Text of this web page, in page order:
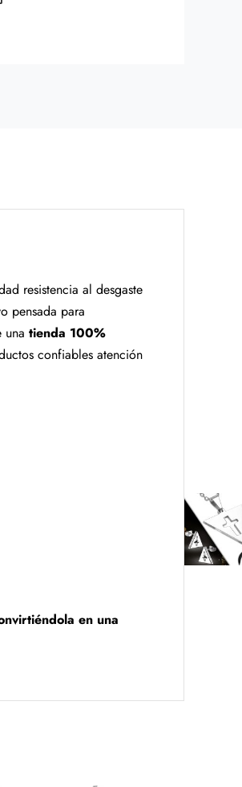
resistencia al desgaste
pensada para
una tienda 100%
confiables atención
en una